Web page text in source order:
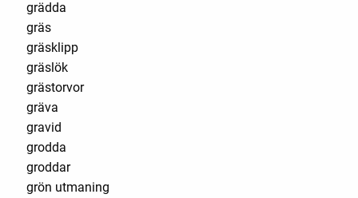
grädda
gräs
gräsklipp
gräslök
grästorvor
gräva
gravid
grodda
groddar
grön utmaning